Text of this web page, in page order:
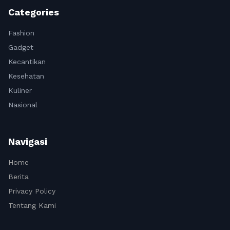
Categories
Fashion
Gadget
Kecantikan
Kesehatan
Kuliner
Nasional
Navigasi
Home
Berita
Privacy Policy
Tentang Kami